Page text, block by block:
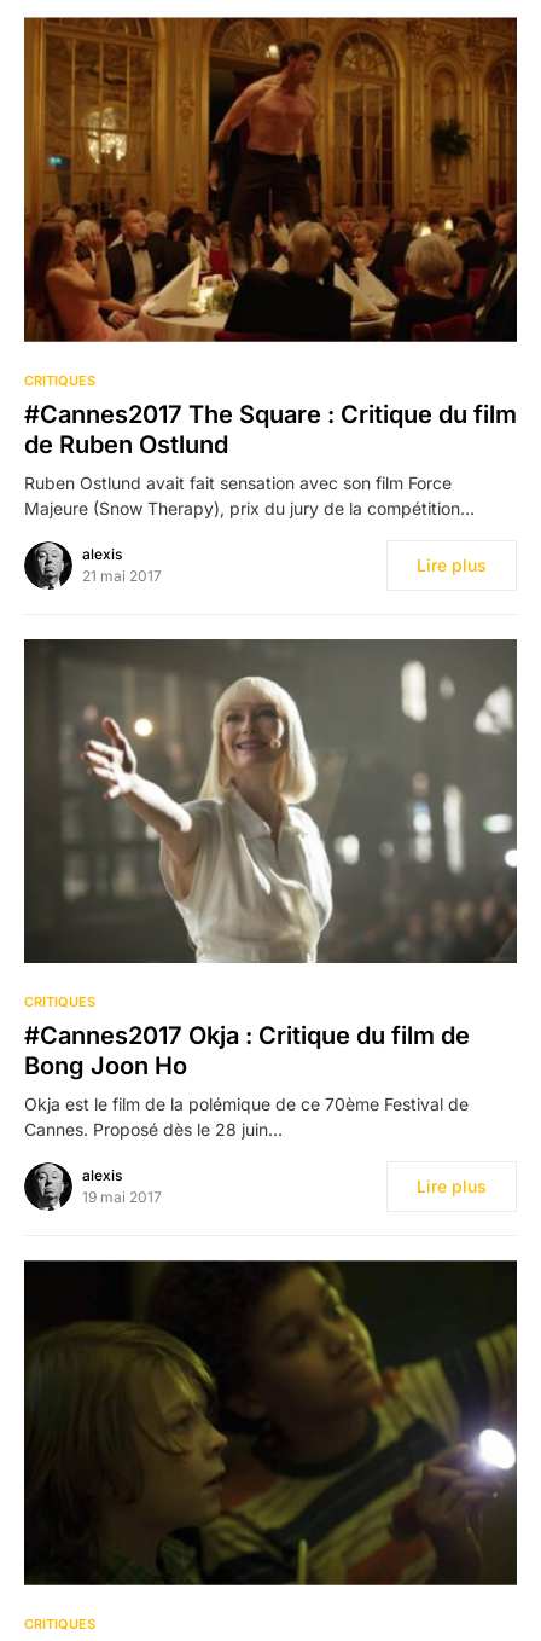
CRITIQUES
#Cannes2017 The Square : Critique du film
de Ruben Ostlund
Ruben Ostlund avait fait sensation avec son film Force
Majeure (Snow Therapy), prix du jury de la compétition…
alexis
21 mai 2017
Lire plus
CRITIQUES
#Cannes2017 Okja : Critique du film de
Bong Joon Ho
Okja est le film de la polémique de ce 70ème Festival de
Cannes. Proposé dès le 28 juin…
alexis
19 mai 2017
Lire plus
CRITIQUES